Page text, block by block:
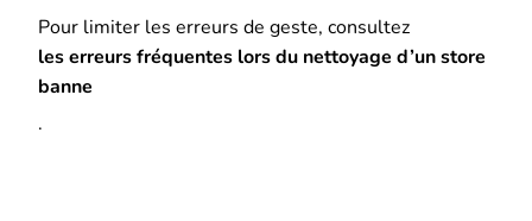
Pour limiter les erreurs de geste, consultez
les erreurs fréquentes lors du nettoyage d’un store
banne
.